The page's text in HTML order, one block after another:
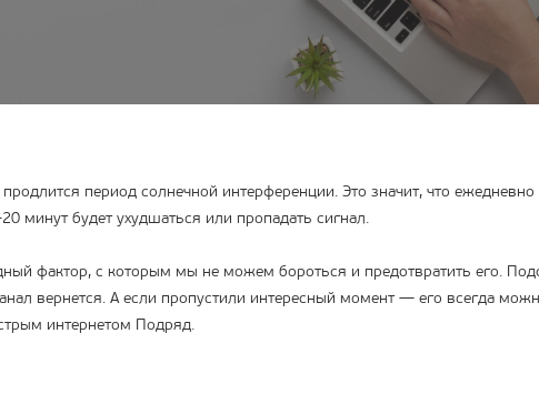
период солнечной интерференции. Это значит, что
минут будет ухудшаться или пропадать сигнал.
фактор, с которым мы не можем бороться и предотвратить его.
вернется. А если пропустили интересный момент — его всегда
интернетом Подряд.